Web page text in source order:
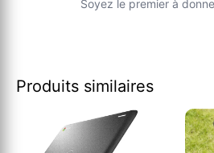
Soyez le premier à
Produits similaires